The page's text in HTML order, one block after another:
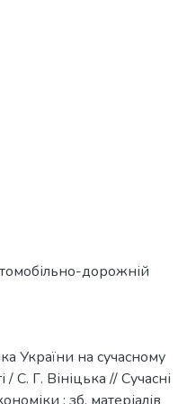
дорожній
України на сучасному
/ С. Г. Вініцька // Сучасні